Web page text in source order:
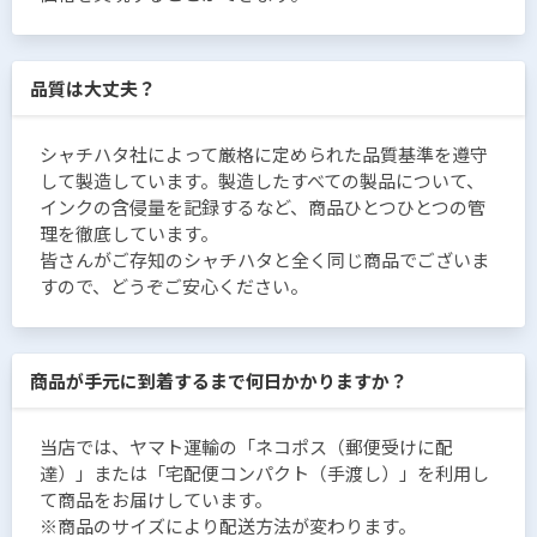
品質は大丈夫？
シャチハタ社によって厳格に定められた品質基準を遵守
して製造しています。製造したすべての製品について、
インクの含侵量を記録するなど、商品ひとつひとつの管
理を徹底しています。
皆さんがご存知のシャチハタと全く同じ商品でございま
すので、どうぞご安心ください。
商品が手元に到着するまで何日かかりますか？
当店では、ヤマト運輸の「ネコポス（郵便受けに配
達）」または「宅配便コンパクト（手渡し）」を利用し
て商品をお届けしています。
※商品のサイズにより配送方法が変わります。